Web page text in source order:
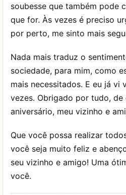
soubesse que também pode
que for. Às vezes é preciso
por perto, me sinto mais
Nada mais traduz o
sociedade, para mim, como
mais necessitados. E eu já vi
vezes. Obrigado por tudo, de
aniversário, meu vizinho e
Que você possa realizar
você seja muito feliz e
seu vizinho e amigo! Uma
você.